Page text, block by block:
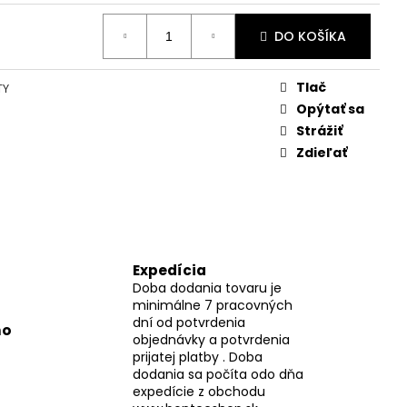
DO KOŠÍKA
Tlač
Opýtať sa
Strážiť
Zdieľať
Expedícia
Doba dodania tovaru je
minimálne 7 pracovných
dní od potvrdenia
objednávky a potvrdenia
prijatej platby . Doba
dodania sa počíta odo dňa
expedície z obchodu